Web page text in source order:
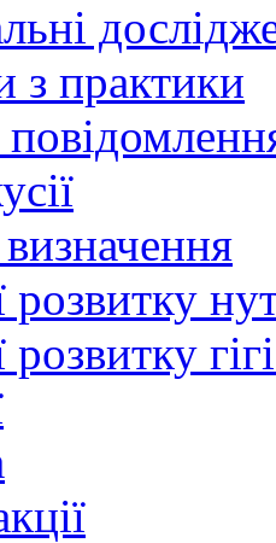
з практики
розвитку
розвитку